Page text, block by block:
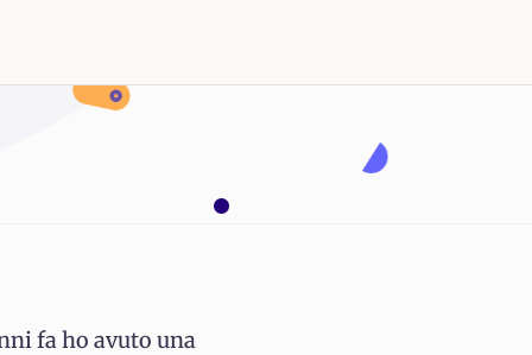
fa ho avuto una